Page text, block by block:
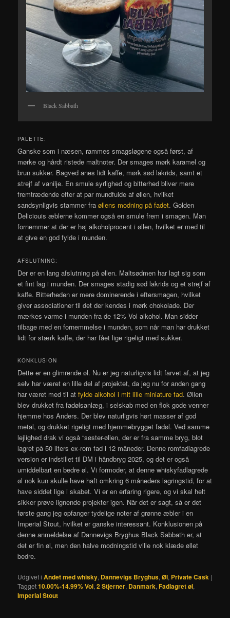
Black Sabbath
PALETTE:
Ganske som i næsen, rammes smagsløgene også først, af
mørke og hårdt ristede maltnoter. Der smages mørk karamel og
brun sukker. Bagved anes lidt kaffe, mørk sød lakrids, samt et
strejf af vanilje. En smule syrlighed og bitterhed bliver mere
fremtrædende efter at par mundfulde af øllen, hvilket
sandsynligvis stammer fraøllens modning på fadet. Golden
Deliciouis æblerne kommer også en smule frem i smagen. Man
fornemmer at der er høj alkoholprocent i øllen, hvilket er med til
at give en god fylde i munden.
AFSLUTNING:
Der er en lang afslutning på øllen. Maltsødmen har lagt sig som
et fint lag i munden. Der smages stadig sød lakrids og et strejf af
kaffe. Bitterheden er mere dominerende i eftersmagen, hvilket
giver associationer til det der kendes i mørk chokolade. Der
mærkes varme i munden fra de 12% Vol alkohol. Man sidder
tilbage med en fornemmelse i munden, som når man har drukket
lidt for stærk kaffe, der har fået lige rigeligt med sukker.
KONKLUSION
Dette er en glimrende øl. Nu er jeg naturligvis lidt farvet af, at jeg
selv har været en lille del af projektet, da jeg nu for anden gang
har været med til atfylde alkohol i mit lille miniature fad. Øllen
blev drukket fra fadølsanlæg, i selskab med en flok gode venner
hjemme hos Anders. Der blev naturligvis hørt masser af god
metal, og drukket rigeligt med hjemmebrygget fadøl. Ved samme
lejlighed drak vi også “søster-øllen, der er fra samme bryg, blot
lagret på 50 liters ex-rom fad i 12 måneder. Denne romfadlagrede
version er indstillet til DM i håndbryg 2025, og det er også
umiddelbart en bedre øl. Vi formoder, at denne whiskyfadlagrede
øl nok kun skulle have haft omkring 6 måneders lagringstid, for at
have siddet lige i skabet. Vi er en erfaring rigere, og vi skal helt
sikker prøve lignende projekter igen. Når det er sagt, så er det
første gang jeg opfanger tydelige noter af grønne æbler i en
Imperial Stout, hvilket er ganske interessant. Konklusionen på
denne anmeldelse af Dannevigs Bryghus Black Sabbath er, at
det er fin øl, men den halve modningstid ville nok klæde øllet
bedre.
Udgivet i Andet med whisky, Dannevigs Bryghus,Øl, Private Cask |
Tagget10.00%-14.99% Vol,2 Stjerner, Danmark,Fadlagret øl,
Imperial Stout